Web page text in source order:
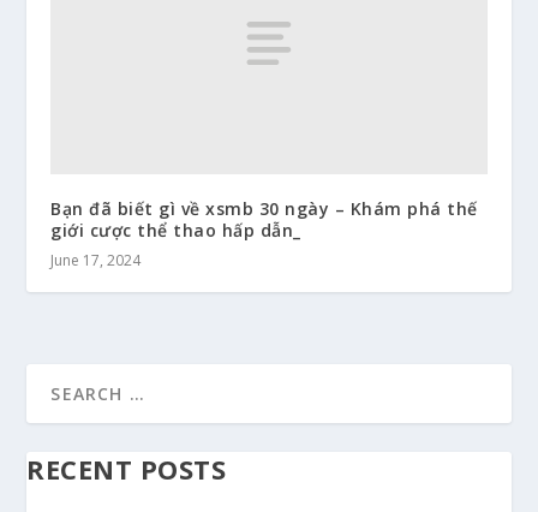
Bạn đã biết gì về xsmb 30 ngày – Khám phá thế
giới cược thể thao hấp dẫn_
June 17, 2024
RECENT POSTS